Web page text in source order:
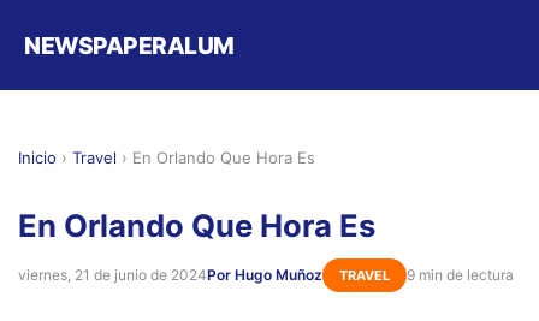
NEWSPAPERALUM
Inicio › Travel › En Orlando Que Hora Es
En Orlando Que Hora Es
viernes, 21 de junio de 2024Por Hugo Muñoz TRAVEL 9 min de lectura